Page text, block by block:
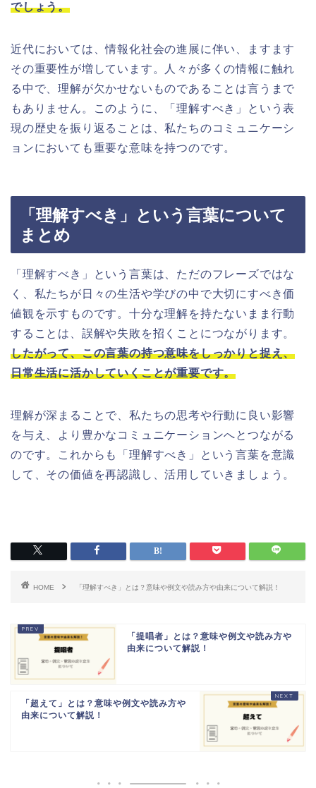
でしょう。
近代においては、情報化社会の進展に伴い、ますます
その重要性が増しています。人々が多くの情報に触れ
る中で、理解が欠かせないものであることは言うまで
もありません。このように、「理解すべき」という表
現の歴史を振り返ることは、私たちのコミュニケーシ
ョンにおいても重要な意味を持つのです。
「理解すべき」という言葉について
まとめ
「理解すべき」という言葉は、ただのフレーズではな
く、私たちが日々の生活や学びの中で大切にすべき価
値観を示すものです。十分な理解を持たないまま行動
することは、誤解や失敗を招くことにつながります。
したがって、この言葉の持つ意味をしっかりと捉え、
日常生活に活かしていくことが重要です。
理解が深まることで、私たちの思考や行動に良い影響
を与え、より豊かなコミュニケーションへとつながる
のです。これからも「理解すべき」という言葉を意識
して、その価値を再認識し、活用していきましょう。
HOME 「理解すべき」とは？意味や例文や読み方や由来について解説！
「提唱者」とは？意味や例文や読み方や
由来について解説！
「超えて」とは？意味や例文や読み方や
由来について解説！